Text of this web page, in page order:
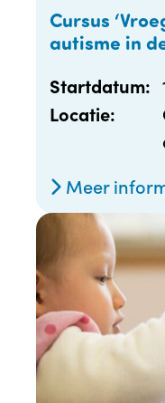
Cursus
autisme in
Startdatum:
Locatie:
Meer